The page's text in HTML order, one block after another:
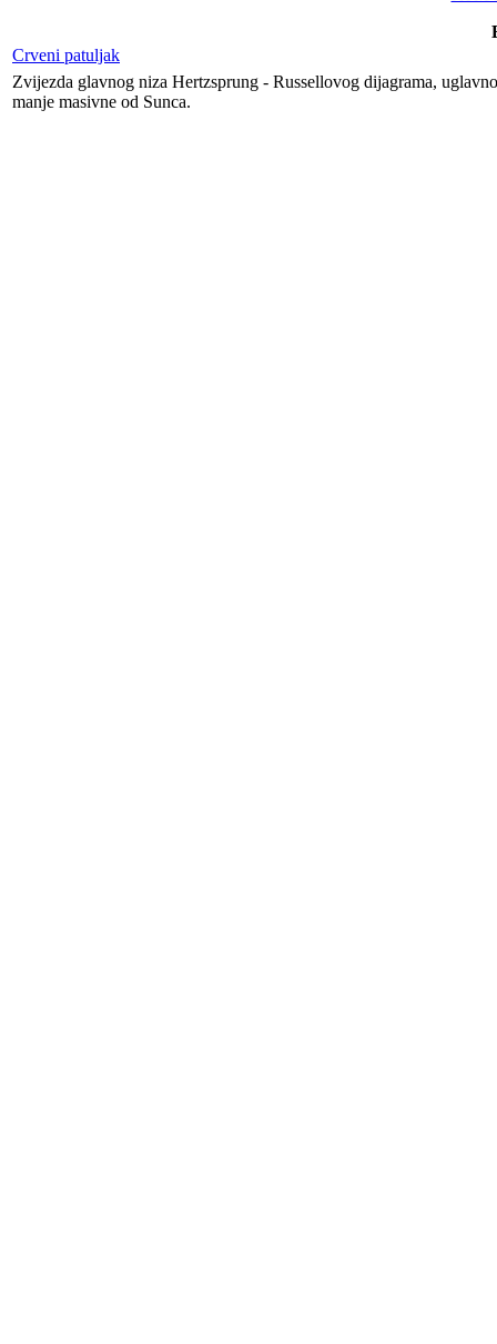
Crveni patuljak
Zvijezda glavnog niza Hertzsprung - Russellovog dijagrama,
manje masivne od Sunca.